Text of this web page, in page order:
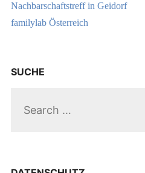
Nachbarschaftstreff in Geidorf
familylab Österreich
SUCHE